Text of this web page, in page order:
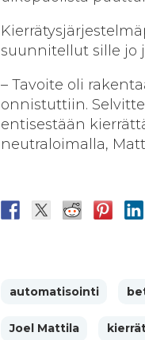
suunnitellut sille jo
– Tavoite oli
onnistuttiin.
entisestään
neutraloimalla,
automatisointi
Joel Mattila